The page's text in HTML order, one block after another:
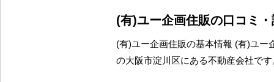
(有)ユー企画住販の口コミ
(有)ユー企画住販の基本情報 (有)ユー
の大阪市淀川区にある不動産会社で